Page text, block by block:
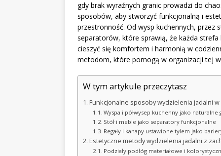
gdy brak wyraźnych granic prowadzi do
sposobów, aby stworzyć funkcjonalną i
przestronność. Od wysp kuchennych, przez
separatorów, które sprawią, że każda
cieszyć się komfortem i harmonią w
metodom, które pomogą w organizacji tej
W tym artykule przeczytasz
Funkcjonalne sposoby wydzielenia jadalni
Wyspa i półwysep kuchenny jako naturalne
Stół i meble jako separatory funkcjonalne
Regały i kanapy ustawione tyłem jako
Estetyczne metody wydzielenia jadalni z
Podziały podłóg materiałowe i